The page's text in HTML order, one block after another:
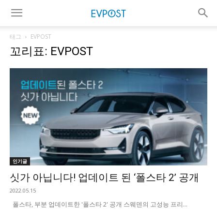
태그 EVPOST
꼬리표: EVPOST
인기글
싯가 아닙니다! 업데이트 된 ‘폴스타 2’ 공개
2022.05.15
폴스타, 부분 업데이트한 '폴스타 2' 공개 스웨덴의 고성능 프리...